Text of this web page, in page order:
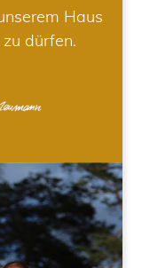
Haus
dürfen.